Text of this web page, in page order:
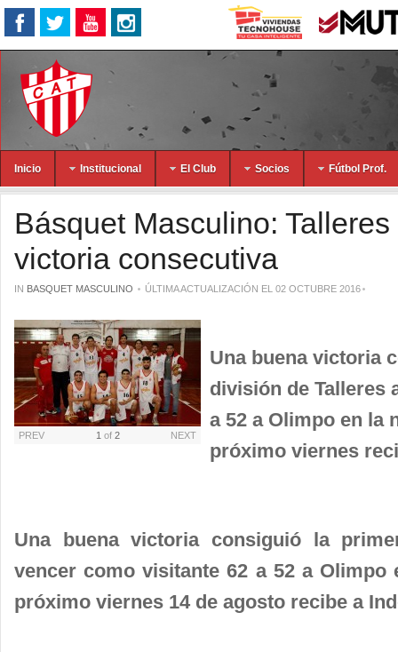
Inicio Institucional El Club Socios Fútbol Prof.
Básquet Masculino:
victoria consecutiva
IN BASQUET MASCULINO ÚLTIMA ACTUALIZACIÓN EL 02 OCTUBRE 2016
PREV 1 of 2 NEXT
Una buena victoria
división de Talleres
a 52 a Olimpo en la
próximo viernes
Una buena victoria consiguió la
vencer como visitante 62 a 52 a Olimpo
próximo viernes 14 de agosto recibe a